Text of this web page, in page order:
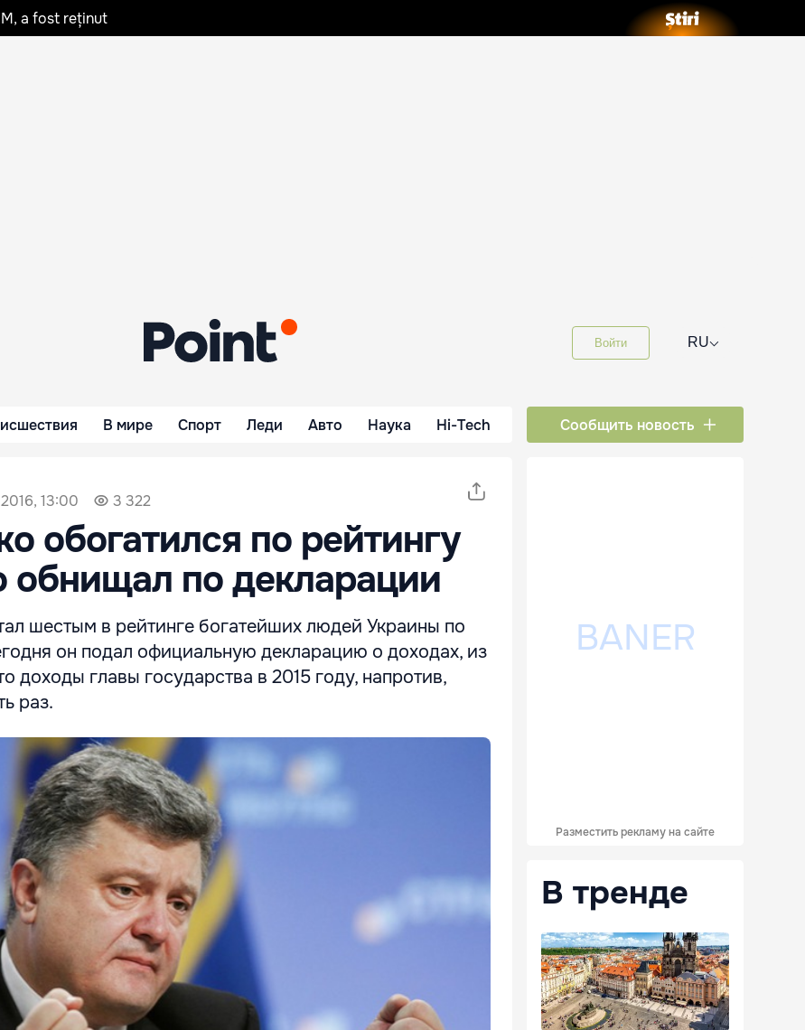
a fost reținut
Войти RU⌵
В мире Спорт Леди Авто Наука Hi-Tech Сообщить новость
13:00 3 322
обогатился по рейтингу
обнищал по декларации
шестым в рейтинге богатейших людей Украины по
он подал официальную декларацию о доходах, из
доходы главы государства в 2015 году, напротив,
раз.
Разместить рекламу на сайте
В тренде